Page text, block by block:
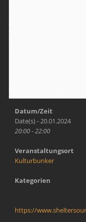
Datum/Zeit
Date(s) - 20.01.2024
20:00 - 22:00
Veranstaltungsort
Kulturbunker
Kategorien
https://